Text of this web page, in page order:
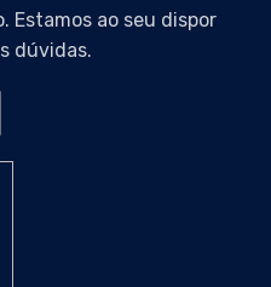
Estamos ao seu dispor
dúvidas.